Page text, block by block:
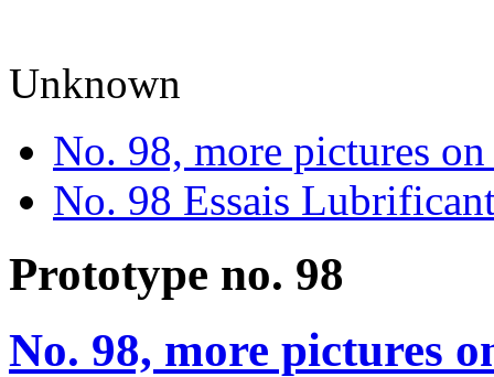
Unknown
No. 98, more pictures
No. 98 Essais
Prototype no. 98
No. 98, more pictures